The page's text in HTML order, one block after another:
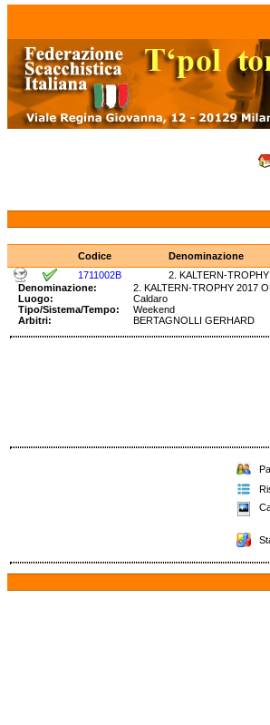
Codice Denominazione
1711002B
2. KALTERN-
Denominazione:
2. KALTERN-TROPHY
Luogo:
Caldaro
Tipo/Sistema/Tempo:
Weekend
Arbitri:
BERTAGNOLLI GERHARD